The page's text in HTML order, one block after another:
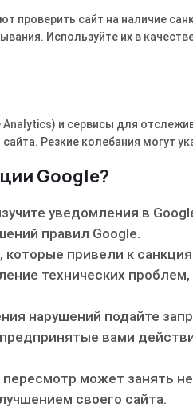
проверить сайт на наличие
Используйте их в
и сервисы для
Резкие колебания могут
Google?
уведомления в
правил Google.
которые привели к
технических
нарушений подайте
вами
может занять
своего сайта.